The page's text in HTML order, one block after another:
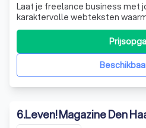
Laat je freelance business met jou meegroeien
karaktervolle webteksten
favoriete klanten aantrekt Leuke klanten die op jou
afkomen Je wilt een website
klanten die je energie geven. Die
omdat jij precies bent wat z
6.Leven! Magazine Den